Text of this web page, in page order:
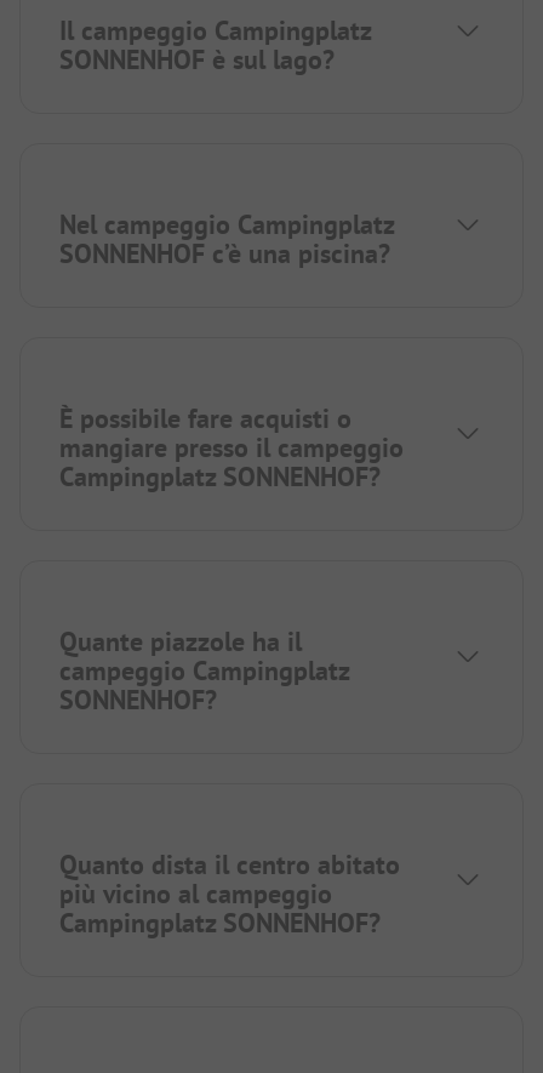
Il campeggio Campingplatz
SONNENHOF è sul lago?
Nel campeggio Campingplatz
SONNENHOF c’è una piscina?
È possibile fare acquisti o
mangiare presso il campeggio
Campingplatz SONNENHOF?
Quante piazzole ha il
campeggio Campingplatz
SONNENHOF?
Quanto dista il centro abitato
più vicino al campeggio
Campingplatz SONNENHOF?